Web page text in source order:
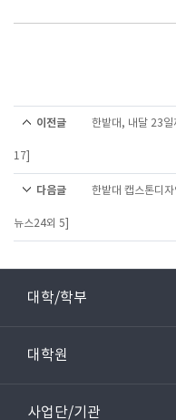
이전글 한밭대, 내달 23일
17]
다음글 한밭대 캡스톤디
뉴스24외 5]
대학/학부
대학원
사업단/기관